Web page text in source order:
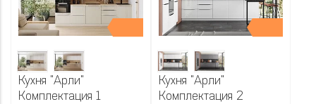
Кухня "Арли"
Комплектация 1
Кухня "Арли"
Комплектация 2